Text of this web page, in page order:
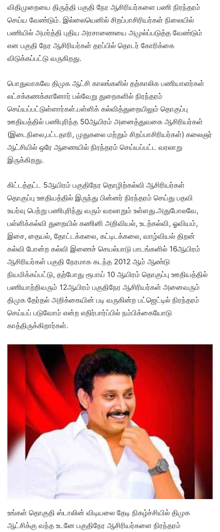
விதிமுறையை திருத்தி பகுதி நேர ஆசிரியர்களை பணி நிரந்தரம்
செய்ய வேண்டும். இல்லையெனில் சிறப்பாசிரியர்கள் நிலையில்
பணியில் அமர்த்தி புதிய அரசாணையை அமுல்ப்படுத்த வேண்டும்
என பகுதி நேர ஆசிரியர்கள் தரப்பில் தொடர் கோரிக்கை
விடுக்கப்பட்டு வருகிறது.
பொதுவாகவே திமுக ஆட்சி காலங்களில் தற்காலிக பணியாளர்கள்
லட்சக்கணக்கானோர் பல்வேறு துறைகளில் நிரந்தரம்
செய்யப்பட்டுள்ளார்கள்.பள்ளிக் கல்வித்துறையிலும் தொகுப்பு
ஊதியத்தில் பணிபுரிந்த 50ஆயிரம் அனைத்துவகை ஆசிரியர்கள்
(இடைநிலை,பட்டதாரி, முதுகலை மற்றும் சிறப்பாசிரியர்கள்) கலைஞர்
ஆட்சியில் ஒரே ஆணையில் நிரந்தரம் செய்யப்பட்ட வரலாறு
இருக்கிறது.
கிட்டத்தட்ட 5ஆயிரம் பகுதிநேர தொழிற்கல்வி ஆசிரியர்கள்
தொகுப்பு ஊதியத்தில் இருந்து பின்னர் நிரந்தரம் செய்து பதவி
உயர்வு பெற்று பணிபுரிந்து வரும் வரலாறும் உள்ளது.அதுபோலவே,
பள்ளிக்கல்வி துறையில் கணினி அறிவியல், உடற்கல்வி, ஓவியம்,
இசை, தையல், தோட்டக்கலை, கட்டிடக்கலை, வாழ்வியல் திறன்
கல்வி போன்ற கல்வி இணைச் செயல்பாடு பாடங்களில் 16ஆயிரம்
ஆசிரியர்கள் பகுதி நேரமாக கடந்த 2012 ஆம் ஆண்டு
நியமிக்கப்பட்டு, தற்போது ரூபாய் 10 ஆயிரம் தொகுப்பு ஊதியத்தில்
பணியாற்றிவரும் 12ஆயிரம் பகுதிநேர ஆசிரியர்கள் அனைவரும்
திமுக தேர்தல் அறிக்கையின் படி வருகின்ற பட்ஜெட்டில் நிரந்தரம்
செய்யப் படுவோம் என்ற எதிர்பார்ப்பில் நம்பிக்கையோடு
காத்திருக்கிறார்கள்.
உங்கள் தொகுதி ஸ்டாலின் விடியலை தேடி நிகழ்ச்சியில் திமுக
ஆட்சிக்கு வந்த உடனே பகுதிநேர ஆசிரியர்களை நிரந்தரம்